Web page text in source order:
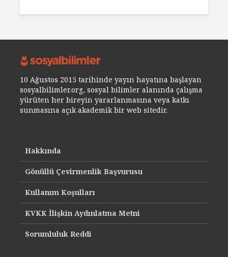
10 Ağustos 2015 tarihinde yayın hayatına başlayan
sosyalbilimler.org, sosyal bilimler alanında çalışma
yürüten her bireyin yararlanmasına veya katkı
sunmasına açık akademik bir web sitedir.
Hakkında
Gönüllü Çevirmenlik Başvurusu
Kullanım Koşulları
KVKK İlişkin Aydınlatma Metni
Sorumluluk Reddi